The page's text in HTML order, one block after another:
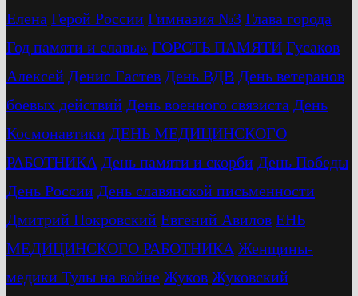
Елена Герой России Гимназия №3 Глава города
Год памяти и славы» ГОРСТЬ ПАМЯТИ Гусаков
Алексей Денис Гастев День ВДВ День ветеранов
боевых действий День военного связиста День
Космонавтики ДЕНЬ МЕДИЦИНСКОГО
РАБОТНИКА День памяти и скорби День Победы
День России День славянской письменности
Дмитрий Покровский Евгений Авилов ЕНЬ
МЕДИЦИНСКОГО РАБОТНИКА Женщины-
медики Тулы на войне Жуков Жуковский